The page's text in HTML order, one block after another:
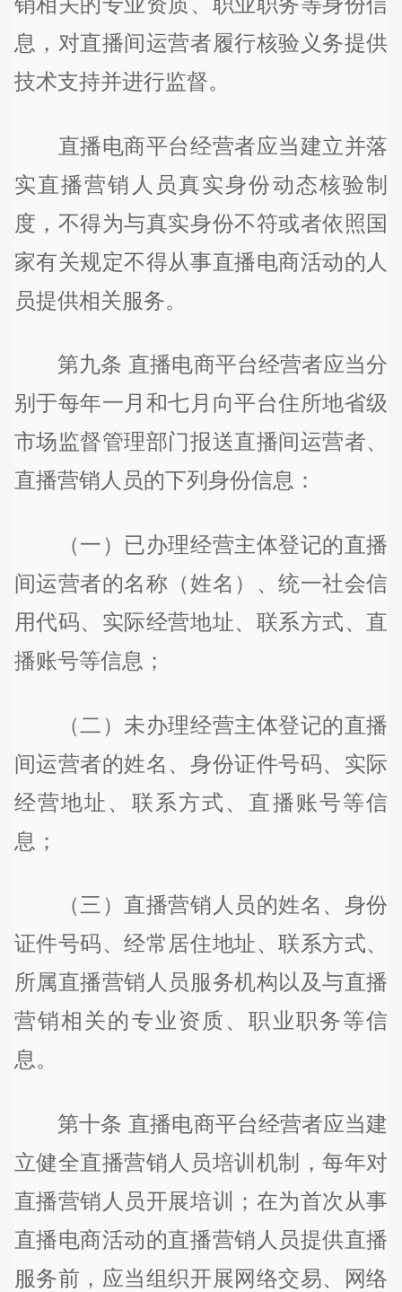
息，对直播间运营者履行核验义务提供
技术支持并进行监督。
直播电商平台经营者应当建立并落
实直播营销人员真实身份动态核验制
度，不得为与真实身份不符或者依照国
家有关规定不得从事直播电商活动的人
员提供相关服务。
第九条 直播电商平台经营者应当分
别于每年一月和七月向平台住所地省级
市场监督管理部门报送直播间运营者、
直播营销人员的下列身份信息：
（一）已办理经营主体登记的直播
间运营者的名称（姓名）、统一社会信
用代码、实际经营地址、联系方式、直
播账号等信息；
（二）未办理经营主体登记的直播
间运营者的姓名、身份证件号码、实际
经营地址、联系方式、直播账号等信
息；
（三）直播营销人员的姓名、身份
证件号码、经常居住地址、联系方式、
所属直播营销人员服务机构以及与直播
营销相关的专业资质、职业职务等信
息。
第十条 直播电商平台经营者应当建
立健全直播营销人员培训机制，每年对
直播营销人员开展培训；在为首次从事
直播电商活动的直播营销人员提供直播
服务前，应当组织开展网络交易、网络